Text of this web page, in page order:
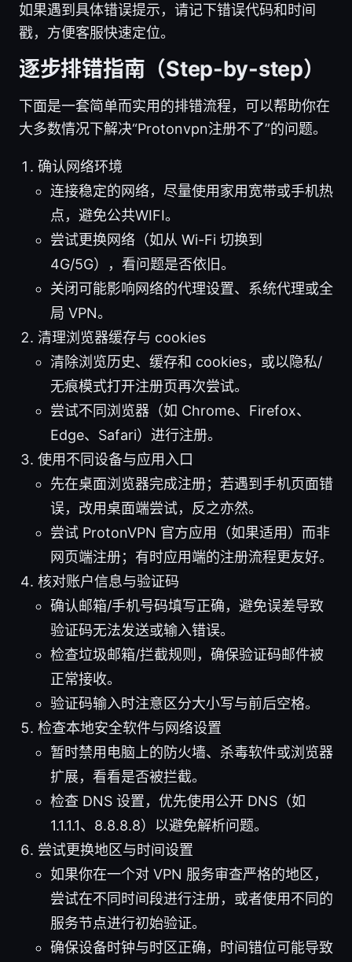
如果遇到具体错误提示，请记下错误代码和时间
戳，方便客服快速定位。
逐步排错指南（Step-by-step）
下面是一套简单而实用的排错流程，可以帮助你在
大多数情况下解决“Protonvpn注册不了”的问题。
确认网络环境
连接稳定的网络，尽量使用家用宽带或手机热
点，避免公共WIFI。
尝试更换网络（如从 Wi-Fi 切换到
4G/5G），看问题是否依旧。
关闭可能影响网络的代理设置、系统代理或全
局 VPN。
清理浏览器缓存与 cookies
清除浏览历史、缓存和 cookies，或以隐私/
无痕模式打开注册页再次尝试。
尝试不同浏览器（如 Chrome、Firefox、
Edge、Safari）进行注册。
使用不同设备与应用入口
先在桌面浏览器完成注册；若遇到手机页面错
误，改用桌面端尝试，反之亦然。
尝试 ProtonVPN 官方应用（如果适用）而非
网页端注册；有时应用端的注册流程更友好。
核对账户信息与验证码
确认邮箱/手机号码填写正确，避免误差导致
验证码无法发送或输入错误。
检查垃圾邮箱/拦截规则，确保验证码邮件被
正常接收。
验证码输入时注意区分大小写与前后空格。
检查本地安全软件与网络设置
暂时禁用电脑上的防火墙、杀毒软件或浏览器
扩展，看看是否被拦截。
检查 DNS 设置，优先使用公开 DNS（如
1.1.1.1、8.8.8.8）以避免解析问题。
尝试更换地区与时间设置
如果你在一个对 VPN 服务审查严格的地区，
尝试在不同时间段进行注册，或者使用不同的
服务节点进行初始验证。
确保设备时钟与时区正确，时间错位可能导致